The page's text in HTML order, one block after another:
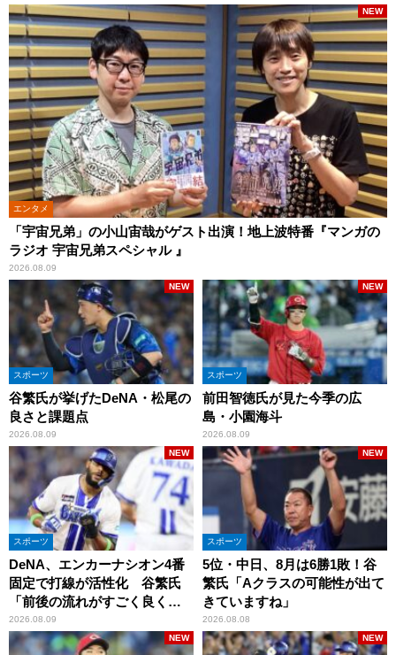
エンタメ
「宇宙兄弟」の小山宙哉がゲスト出演！地上波特番『マンガの
ラジオ 宇宙兄弟スペシャル 』
2026.08.09
NEW
スポーツ
谷繁氏が挙げたDeNA・松尾の
良さと課題点
2026.08.09
NEW
スポーツ
前田智徳氏が見た今季の広
島・小園海斗
2026.08.09
NEW
スポーツ
DeNA、エンカーナシオン4番
固定で打線が活性化 谷繁氏
「前後の流れがすごく良くな
りましたね」
2026.08.09
NEW
スポーツ
5位・中日、8月は6勝1敗！谷
繁氏「Aクラスの可能性が出て
きていますね」
2026.08.08
NEW
NEW NEW